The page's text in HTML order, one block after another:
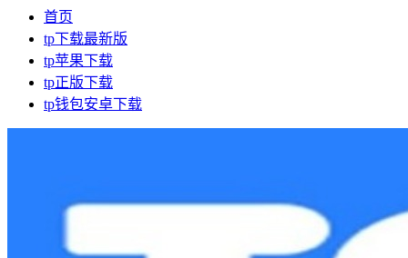
首页
tp下载最新版
tp苹果下载
tp正版下载
tp钱包安卓下载